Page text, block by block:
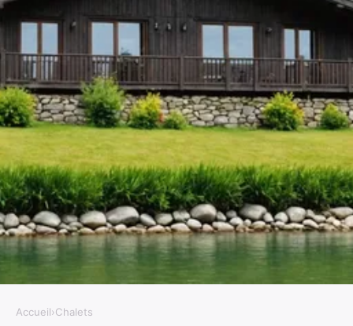
Accueil›Chalets